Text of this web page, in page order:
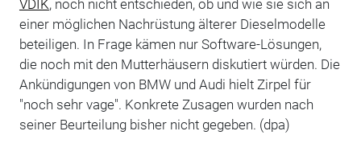
VDIK, noch nicht entschieden, ob und wie sie sich an
einer möglichen Nachrüstung älterer Dieselmodelle
beteiligen. In Frage kämen nur Software-Lösungen,
die noch mit den Mutterhäusern diskutiert würden. Die
Ankündigungen von BMW und Audi hielt Zirpel für
"noch sehr vage". Konkrete Zusagen wurden nach
seiner Beurteilung bisher nicht gegeben. (dpa)